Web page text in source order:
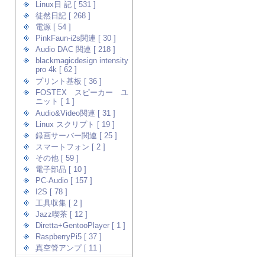
Linux日 記 [ 531 ]
徒然日記 [ 268 ]
電源 [ 54 ]
PinkFaun-i2s関連 [ 30 ]
Audio DAC 関連 [ 218 ]
blackmagicdesign intensity
pro 4k [ 62 ]
プリント基板 [ 36 ]
FOSTEX スピーカー ユ
ニット [ 1 ]
Audio&Video関連 [ 31 ]
Linux スクリプト [ 19 ]
録画サーバー関連 [ 25 ]
スマートフォン [ 2 ]
その他 [ 59 ]
電子部品 [ 10 ]
PC-Audio [ 157 ]
I2S [ 78 ]
工具収集 [ 2 ]
Jazz喫茶 [ 12 ]
Diretta+GentooPlayer [ 1 ]
RaspberryPi5 [ 37 ]
真空管アンプ [ 11 ]